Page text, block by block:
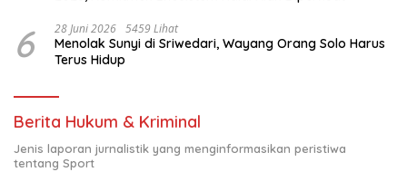
6 28 Juni 2026 5459 Lihat
Menolak Sunyi di Sriwedari, Wayang Orang Solo Harus
Terus Hidup
Berita Hukum & Kriminal
Jenis laporan jurnalistik yang menginformasikan peristiwa
tentang Sport